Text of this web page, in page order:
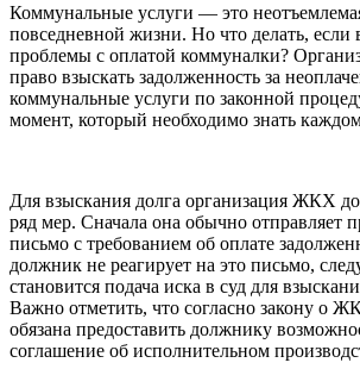
Коммунальные услуги — это
повседневной жизни. Но что делать, если
проблемы с оплатой коммуналки?
право взыскать задолженность за
коммунальные услуги по законной
момент, который необходимо знать
Для взыскания долга организация ЖКХ
ряд мер. Сначала она обычно отправляет
письмо с требованием об оплате
должник не реагирует на это письмо,
становится подача иска в суд для
Важно отметить, что согласно закону о
обязана предоставить должнику
соглашение об исполнительном